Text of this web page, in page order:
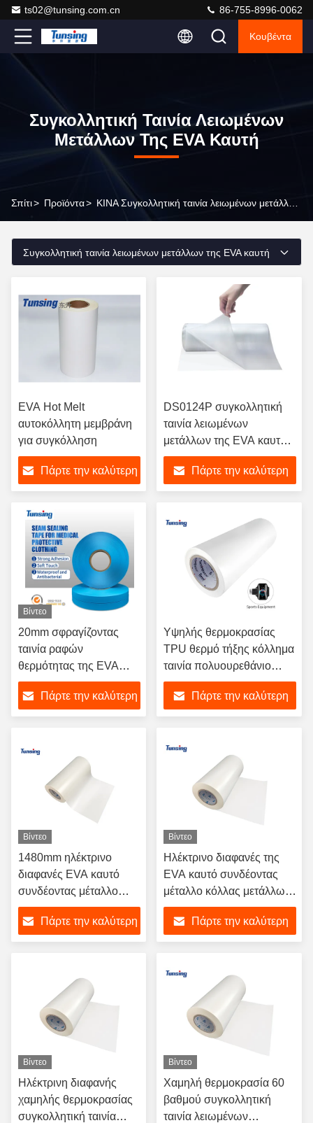
ts02@tunsing.com.cn 86-755-8996-0062
Κουβέντα
Συγκολλητική Ταινία Λειωμένων
Μετάλλων Της EVA Καυτή
Σπίτι> Προϊόντα>
Συγκολλητική ταινία λειωμένων μετάλλων της EVA καυτή
EVA Hot Melt
αυτοκόλλητη μεμβράνη
για συγκόλληση
Πάρτε την καλύτερη
DS0124P συγκολλητική
ταινία λειωμένων
μετάλλων της EVA καυτή
θερμοπλαστική για τη
EVA/το πέλμα
παπουτσιών σιλικόνης
Πάρτε την καλύτερη
Βίντεο
20mm σφραγίζοντας
ταινία ραφών
θερμότητας της EVA
πλάτους μπλε
αδιάβροχη για τη
προστατευτική
Πάρτε την καλύτερη
Υψηλής θερμοκρασίας
TPU θερμό τήξης κόλλημα
ταινία πολυουρεθάνιο
θερμό τήξη κόλλημα για
δέρμαΠάρτε την καλύτερη
Βίντεο
1480mm ηλέκτρινο
διαφανές EVA καυτό
συνδέοντας μέταλλο
κόλλας μετάλλων
ταινιών λειωμένων
μετάλλων συγκολλητικό
Πάρτε την καλύτερη
Βίντεο
Ηλέκτρινο διαφανές της
EVA καυτό συνδέοντας
μέταλλο κόλλας μετάλλων
ταινιών λειωμένων
μετάλλων συγκολλητικό
Πάρτε την καλύτερη
Βίντεο
Ηλέκτρινη διαφανής
χαμηλής θερμοκρασίας
συγκολλητική ταινία
Βίντεο
Χαμηλή θερμοκρασία 60
βαθμού συγκολλητική
ταινία λειωμένων